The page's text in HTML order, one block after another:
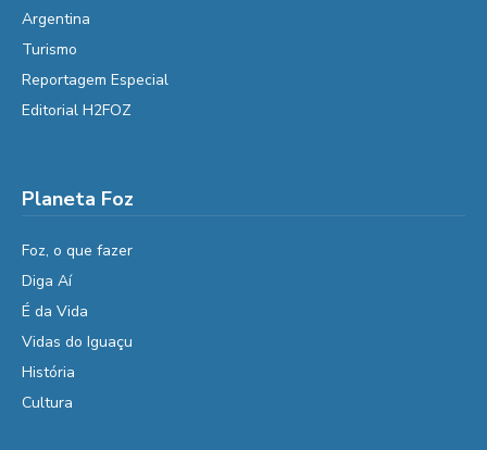
Argentina
Turismo
Reportagem Especial
Editorial H2FOZ
Planeta Foz
Foz, o que fazer
Diga Aí
É da Vida
Vidas do Iguaçu
História
Cultura